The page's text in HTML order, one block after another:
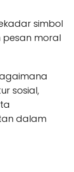
simbol
pesan moral
sosial,
dalam